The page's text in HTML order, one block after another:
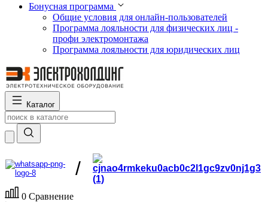
Бонусная программа
Общие условия для онлайн-пользователей
Программа лояльности для физических лиц -
профи электромонтажа
Программа лояльности для юридических лиц
Каталог
/
0 Сравнение